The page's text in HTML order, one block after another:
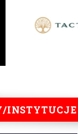
INSTYTUCJE